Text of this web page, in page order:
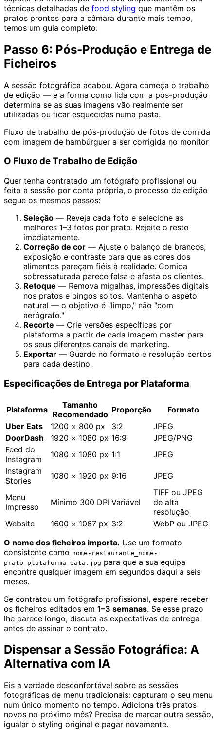
técnicas detalhadas de food styling que mantêm os
pratos prontos para a câmara durante mais tempo,
temos um guia completo.
Passo 6: Pós-Produção e Entrega de
Ficheiros
A sessão fotográfica acabou. Agora começa o trabalho
de edição — e a forma como lida com a pós-produção
determina se as suas imagens vão realmente ser
utilizadas ou ficar esquecidas numa pasta.
Fluxo de trabalho de pós-produção de fotos de comida
com imagem de hambúrguer a ser corrigida no monitor
O Fluxo de Trabalho de Edição
Quer tenha contratado um fotógrafo profissional ou
feito a sessão por conta própria, o processo de edição
segue os mesmos passos:
Seleção — Reveja cada foto e selecione as
melhores 1–3 fotos por prato. Rejeite o resto
imediatamente.
Correção de cor — Ajuste o balanço de brancos,
exposição e contraste para que as cores dos
alimentos pareçam fiéis à realidade. Comida
sobressaturada parece falsa e afasta os clientes.
Retoque — Remova migalhas, impressões digitais
nos pratos e pingos soltos. Mantenha o aspeto
natural — o objetivo é "limpo," não "com
aerógrafo."
Recorte — Crie versões específicas por
plataforma a partir de cada imagem master para
os seus diferentes canais de marketing.
Exportar — Guarde no formato e resolução certos
para cada destino.
Especificações de Entrega por Plataforma
Plataforma
Tamanho
Recomendado Proporção
Formato
Uber Eats
1200 × 800 px 3:2
JPEG
DoorDash
1920 × 1080 px 16:9
JPEG/PNG
Feed do
Instagram
1080 × 1080 px 1:1
JPEG
Instagram
Stories
1080 × 1920 px 9:16 JPEG
Menu
Impresso
Mínimo 300 DPI Variável
TIFF ou JPEG
de alta
resolução
Website
1600 × 1067 px 3:2
WebP ou JPEG
O nome dos ficheiros importa. Use um formato
consistente como nome-restaurante_nome-
prato_plataforma_data.jpg para que a sua equipa
encontre qualquer imagem em segundos daqui a seis
meses.
Se contratou um fotógrafo profissional, espere receber
os ficheiros editados em 1–3 semanas. Se esse prazo
lhe parece longo, discuta as expectativas de entrega
antes de assinar o contrato.
Dispensar a Sessão Fotográfica: A
Alternativa com IA
Eis a verdade desconfortável sobre as sessões
fotográficas de menu tradicionais: capturam o seu menu
num único momento no tempo. Adiciona três pratos
novos no próximo mês? Precisa de marcar outra sessão,
igualar o styling original e pagar novamente.